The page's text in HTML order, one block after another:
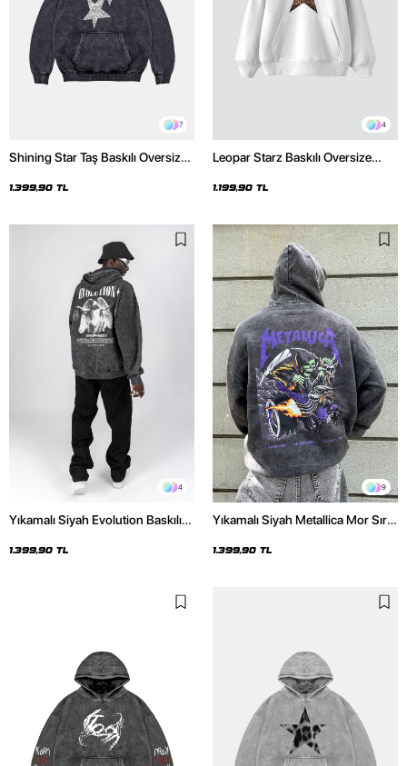
7
Shining Star Taş Baskılı Oversize
Hoodie
1.399,90 TL
4
Leopar Starz Baskılı Oversize
1.199,90 TL
4
Yıkamalı Siyah Evolution Baskılı
Hoodie
1.399,90 TL
9
Yıkamalı Siyah Metallica Mor Sırt
Hoodie
1.399,90 TL